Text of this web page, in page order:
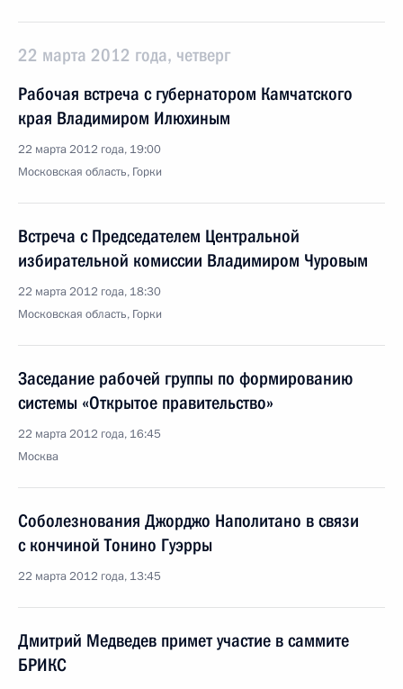
22 марта 2012 года, четверг
Рабочая встреча с губернатором Камчатского
края Владимиром Илюхиным
22 марта 2012 года, 19:00
Московская область, Горки
Встреча с Председателем Центральной
избирательной комиссии Владимиром Чуровым
22 марта 2012 года, 18:30
Московская область, Горки
Заседание рабочей группы по формированию
системы «Открытое правительство»
22 марта 2012 года, 16:45
Москва
Соболезнования Джорджо Наполитано в связи
с кончиной Тонино Гуэрры
22 марта 2012 года, 13:45
Дмитрий Медведев примет участие в саммите
БРИКС